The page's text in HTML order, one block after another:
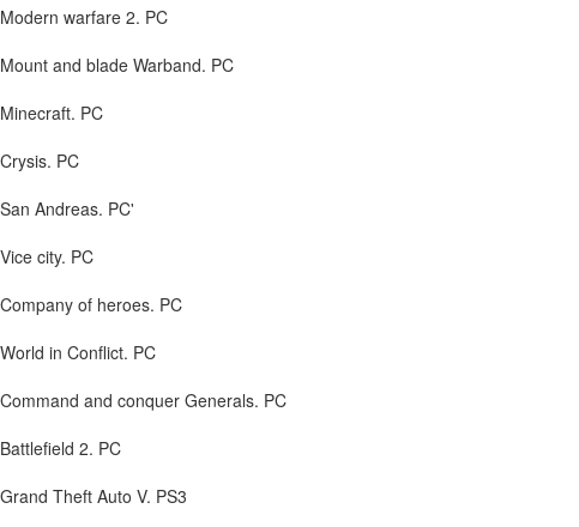
Modern warfare 2. PC
Mount and blade Warband. PC
Minecraft. PC
Crysis. PC
San Andreas. PC'
Vice city. PC
Company of heroes. PC
World in Conflict. PC
Command and conquer Generals. PC
Battlefield 2. PC
Grand Theft Auto V. PS3